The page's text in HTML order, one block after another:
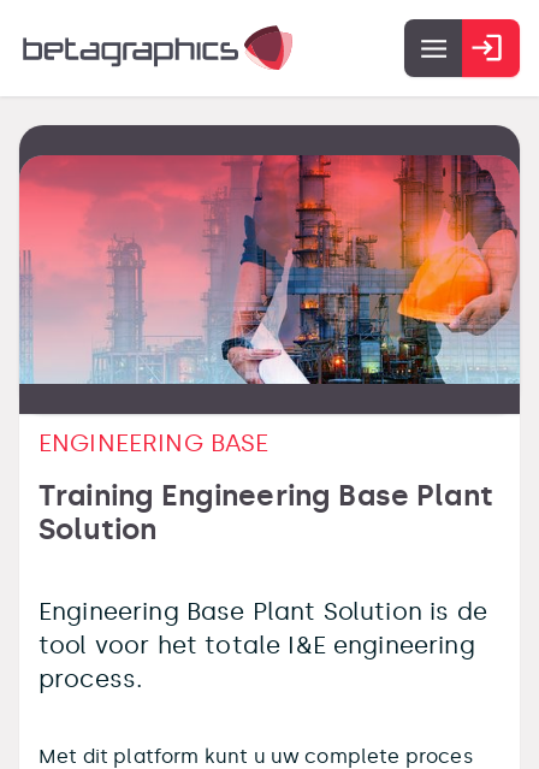
ENGINEERING BASE
Training Engineering Base Plant
Solution
Engineering Base Plant Solution is de
tool voor het totale I&E engineering
process.
Met dit platform kunt u uw complete proces